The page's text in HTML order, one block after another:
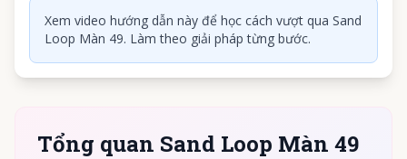
Xem video hướng dẫn này để học cách vượt qua Sand
Loop Màn 49. Làm theo giải pháp từng bước.
Tổng quan Sand Loop Màn 49